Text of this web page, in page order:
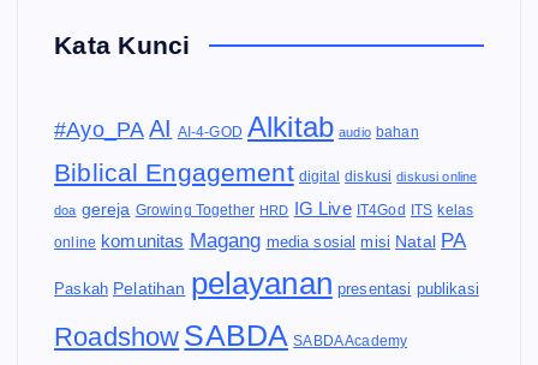
Kata Kunci
#Ayo_PA AI AI-4-GOD Alkitab audio bahan
Biblical Engagement digital diskusi diskusi online
doa gereja Growing Together HRD IG Live IT4God ITS kelas
online komunitas Magang media sosial misi Natal PA
Paskah Pelatihan pelayanan presentasi publikasi
Roadshow SABDA SABDA Academy